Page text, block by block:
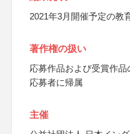
2021年3月開催予定の教
著作権の扱い
応募作品および受賞作
応募者に帰属
主催